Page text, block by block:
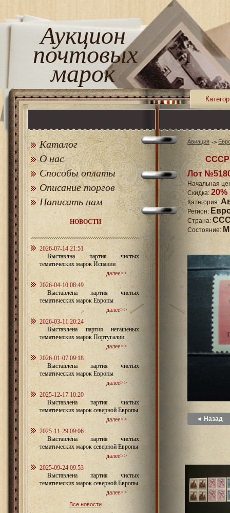
Аукцион
почтовых
марок
Каталог
О нас
Способы оплаты
Описание торгов
Написать нам
НОВОСТИ
2026-07-14 21:51
Выставлна партия чистых
тематических марок Испании
далее>>
2026-04-10 08:49
Выставлена партия чистых
тематических марок Европы
далее>>
2026-03-11 20:24
Выставлена партия негашеных
тематических марок Португалии
далее>>
2026-01-07 09:18
Выставлена партия чистых
тематических марок Европы
далее>>
2025-12-17 10:20
Выставлена партия чистых
тематических марок северной Европы
далее>>
2025-11-29 09:06
Выставлена партия чистых
тематических марок северной Европы
далее>>
2025-09-24 09:53
Выставлена партия чистых
тематических марок северной Европы
далее>>
Все новости
Авиация
СССР
Лот
Начальная
Скидка: 20%
Категория:
Регион:
Страна:
Состояние:
◄ Назад